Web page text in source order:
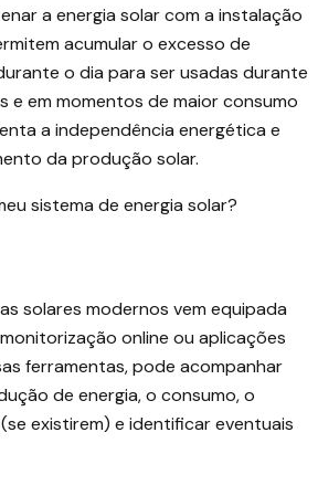
a energia solar com a instalação
acumular o excesso de
o dia para ser usadas durante
e em momentos de maior consumo
a independência energética e
da produção solar.
sistema de energia solar?
solares modernos vem equipada
online ou aplicações
ferramentas, pode acompanhar
de energia, o consumo, o
existirem) e identificar eventuais